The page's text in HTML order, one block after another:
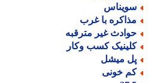
با غرب
غیر مترقبه
کسب وکار
میشل
خونی